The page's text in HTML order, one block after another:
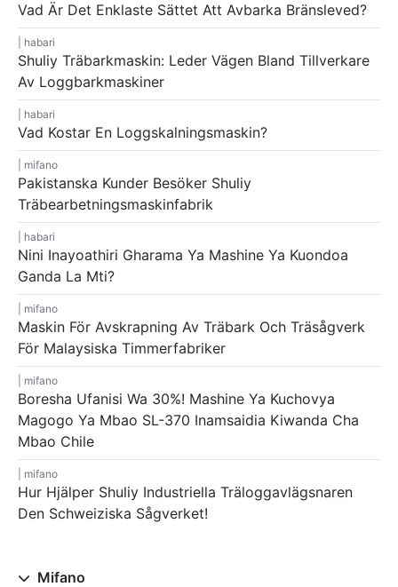
Vad Är Det Enklaste Sättet Att Avbarka Bränsleved?
habari
Shuliy Träbarkmaskin: Leder Vägen Bland Tillverkare
Av Loggbarkmaskiner
habari
Vad Kostar En Loggskalningsmaskin?
mifano
Pakistanska Kunder Besöker Shuliy
Träbearbetningsmaskinfabrik
habari
Nini Inayoathiri Gharama Ya Mashine Ya Kuondoa
Ganda La Mti?
mifano
Maskin För Avskrapning Av Träbark Och Träsågverk
För Malaysiska Timmerfabriker
mifano
Boresha Ufanisi Wa 30%! Mashine Ya Kuchovya
Magogo Ya Mbao SL-370 Inamsaidia Kiwanda Cha
Mbao Chile
mifano
Hur Hjälper Shuliy Industriella Träloggavlägsnaren
Den Schweiziska Sågverket!
Mifano